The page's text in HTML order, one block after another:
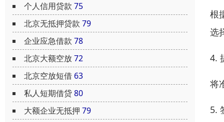
个人信用贷款 75
北京无抵押贷款 79
企业应急借款 78
北京大额空放72
北京空放短借 63
私人短期借贷80
大额企业无抵押 79
根
选
4.
将
5.